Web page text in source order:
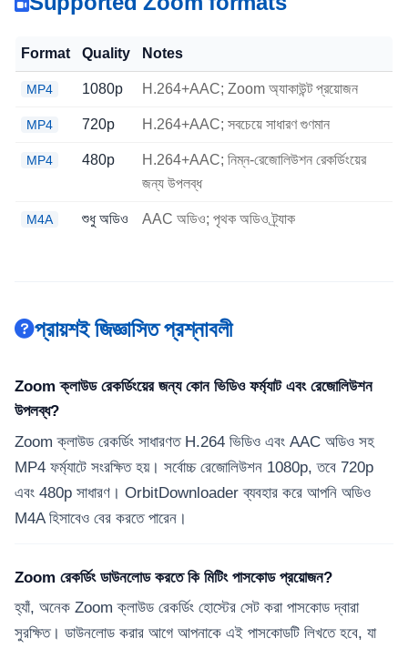
Format Quality Notes
MP4 1080p H.264+AAC; Zoom অ্যাকাউন্ট প্রয়োজন
MP4 720p H.264+AAC; সবচেয়ে সাধারণ গুণমান
MP4 480p
H.264+AAC; নিম্ন-রেজোলিউশন রেকর্ডিংয়ের
জন্য উপলব্ধ
M4A শুধু অডিও AAC অডিও; পৃথক অডিও ট্র্যাক
প্রায়শই জিজ্ঞাসিত প্রশ্নাবলী
Zoom ক্লাউড রেকর্ডিংয়ের জন্য কোন ভিডিও ফর্ম্যাট এবং রেজোলিউশন
উপলব্ধ?
Zoom ক্লাউড রেকর্ডিং সাধারণত H.264 ভিডিও এবং AAC অডিও সহ
MP4 ফর্ম্যাটে সংরক্ষিত হয়। সর্বোচ্চ রেজোলিউশন 1080p, তবে 720p
এবং 480p সাধারণ। OrbitDownloader ব্যবহার করে আপনি অডিও
M4A হিসাবেও বের করতে পারেন।
Zoom রেকর্ডিং ডাউনলোড করতে কি মিটিং পাসকোড প্রয়োজন?
হ্যাঁ, অনেক Zoom ক্লাউড রেকর্ডিং হোস্টের সেট করা পাসকোড দ্বারা
সুরক্ষিত। ডাউনলোড করার আগে আপনাকে এই পাসকোডটি লিখতে হবে, যা